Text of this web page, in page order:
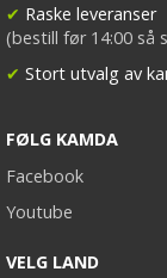
✔ Raske leveranser
(bestill før 14:00 så
✔ Stort utvalg av
FØLG KAMDA
Facebook
Youtube
VELG LAND